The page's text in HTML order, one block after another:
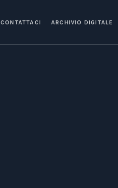
CONTATTACI ARCHIVIO DIGITALE